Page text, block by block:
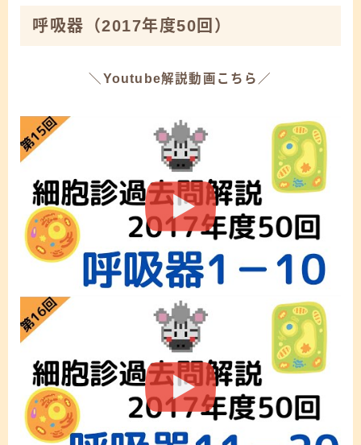
呼吸器 （2017年度50回）
＼Youtube解説動画こちら／